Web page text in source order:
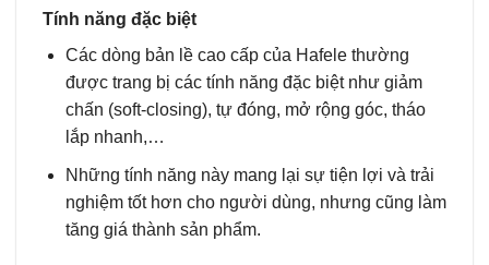
Tính năng đặc biệt
Các dòng bản lề cao cấp của Hafele thường
được trang bị các tính năng đặc biệt như giảm
chấn (soft-closing), tự đóng, mở rộng góc, tháo
lắp nhanh,…
Những tính năng này mang lại sự tiện lợi và trải
nghiệm tốt hơn cho người dùng, nhưng cũng làm
tăng giá thành sản phẩm.